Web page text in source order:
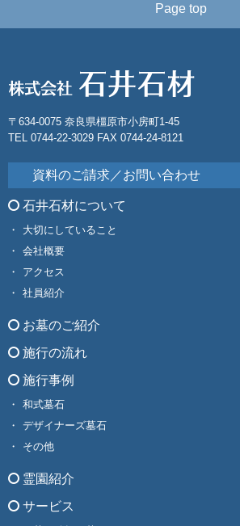
Page top
〒634-0075 奈良県橿原市小房町1-45
TEL 0744-22-3029 FAX 0744-24-8121
資料のご請求／お問い合わせ
石井石材について
大切にしていること
会社概要
アクセス
社員紹介
お墓のご紹介
施行の流れ
施行事例
和式墓石
デザイナーズ墓石
その他
霊園紹介
サービス